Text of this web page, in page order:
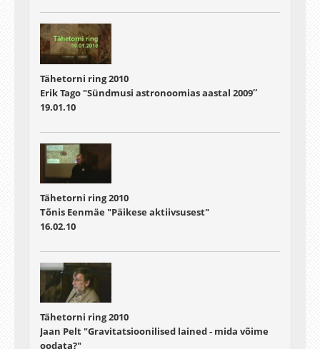
Tähetorni ring 2010
Erik Tago "Sündmusi astronoomias aastal 2009″
19.01.10
Tähetorni ring 2010
Tõnis Eenmäe "Päikese aktiivsusest"
16.02.10
Tähetorni ring 2010
Jaan Pelt "Gravitatsioonilised lained - mida võime
oodata?"